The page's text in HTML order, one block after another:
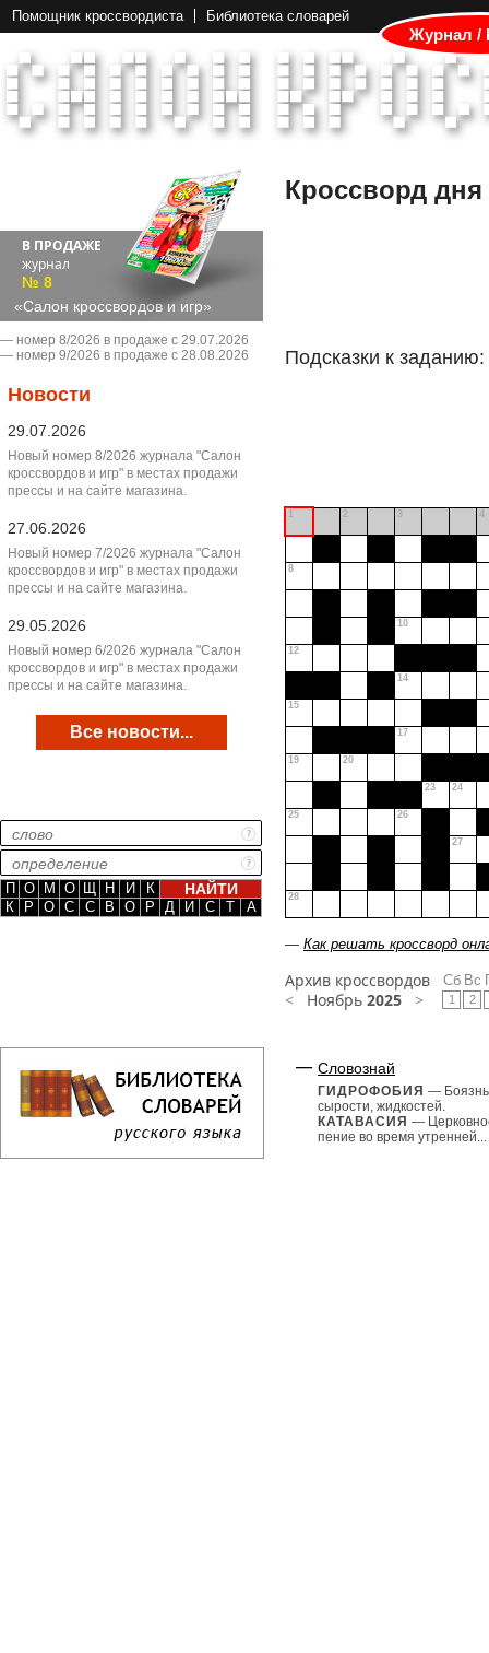
Помощник кроссвордиста Библиотека словарей
Журнал /
В ПРОДАЖЕ
журнал
№ 8
«Салон кроссвордов и игр»
― номер 8/2026 в продаже с 29.07.2026
― номер 9/2026 в продаже с 28.08.2026
Новости
29.07.2026
Новый номер 8/2026 журнала "Салон
кроссвордов и игр" в местах продажи
прессы и на сайте магазина.
27.06.2026
Новый номер 7/2026 журнала "Салон
кроссвордов и игр" в местах продажи
прессы и на сайте магазина.
29.05.2026
Новый номер 6/2026 журнала "Салон
кроссвордов и игр" в местах продажи
прессы и на сайте магазина.
Все новости...
П О М О Щ Н И
К
К
Р О С С В О Р Д И С Т А
Кроссворд дня
Подсказки к заданию:
1 2 3 4
8
10
12
14
15
17
19 20
23 24
25 26
27
28
— Как решать кроссворд
Архив кроссвордов
< Ноябрь 2025 >
Сб
1
Вс
2
Словознай
ГИДРОФОБИЯ —
сырости, жидкостей.
КАТАВАСИЯ —
пение во время утренней...